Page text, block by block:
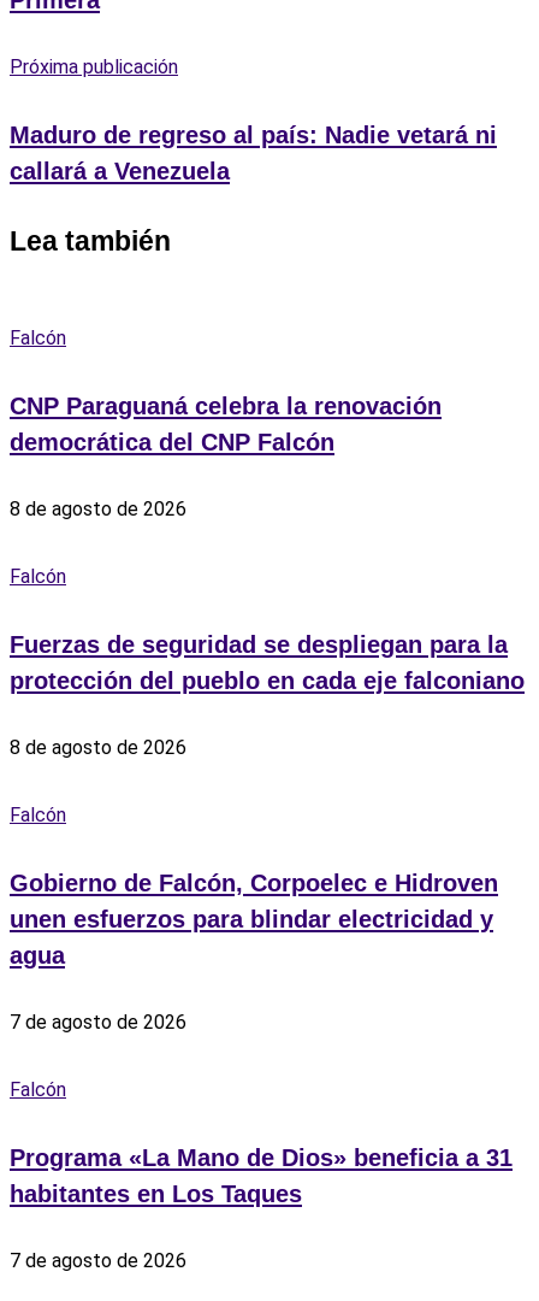
Próxima publicación
Maduro de regreso al país: Nadie vetará ni
callará a Venezuela
Lea también
Falcón
CNP Paraguaná celebra la renovación
democrática del CNP Falcón
8 de agosto de 2026
Falcón
Fuerzas de seguridad se despliegan para la
protección del pueblo en cada eje falconiano
8 de agosto de 2026
Falcón
Gobierno de Falcón, Corpoelec e Hidroven
unen esfuerzos para blindar electricidad y
agua
7 de agosto de 2026
Falcón
Programa «La Mano de Dios» beneficia a 31
habitantes en Los Taques
7 de agosto de 2026